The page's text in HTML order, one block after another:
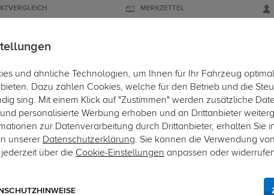
MERKZETTEL
DACHBOXEN FAHRRADTRÄGER ZUBEHÖR EINBAUSERVICE
Hier
Art.-Nr. 7SY038-2
ECS Electronics Elektrosatz
7-poliger fahrzeugspezifischer
und ähnliche Technologien, um Ihnen für Ihr Fahrzeug
Dazu zählen Cookies, welche für den Betrieb und die
sing. Mit einem Klick auf "Zustimmen" werden zusätzliche
personalisierte Werbung erhoben und an Drittanbieter
zur Datenverarbeitung durch Drittanbieter, erhalten Sie
unserer Datenschutzerklärung. Sie können die Verwendung
über die Cookie-Einstellungen anpassen oder